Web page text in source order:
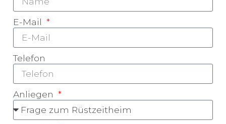
E-Mail
Telefon
Anliegen